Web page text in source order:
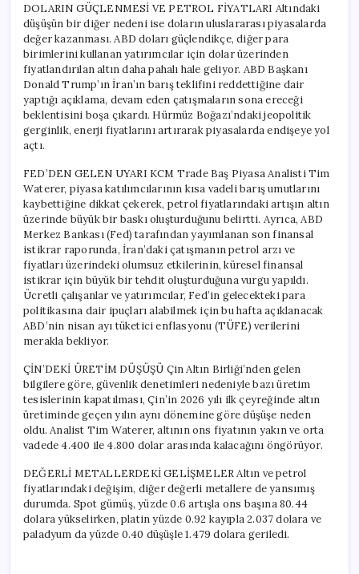
DOLARIN GÜÇLENMESİ VE PETROL FİYATLARI Altındaki
düşüşün bir diğer nedeni ise doların uluslararası piyasalarda
değer kazanması. ABD doları güçlendikçe, diğer para
birimlerini kullanan yatırımcılar için dolar üzerinden
fiyatlandırılan altın daha pahalı hale geliyor. ABD Başkanı
Donald Trump’ın İran’ın barış teklifini reddettiğine dair
yaptığı açıklama, devam eden çatışmaların sona ereceği
beklentisini boşa çıkardı. Hürmüz Boğazı’ndaki jeopolitik
gerginlik, enerji fiyatlarını artırarak piyasalarda endişeye yol
açtı.
FED’DEN GELEN UYARI KCM Trade Baş Piyasa Analisti Tim
Waterer, piyasa katılımcılarının kısa vadeli barış umutlarını
kaybettiğine dikkat çekerek, petrol fiyatlarındaki artışın altın
üzerinde büyük bir baskı oluşturduğunu belirtti. Ayrıca, ABD
Merkez Bankası (Fed) tarafından yayımlanan son finansal
istikrar raporunda, İran’daki çatışmanın petrol arzı ve
fiyatları üzerindeki olumsuz etkilerinin, küresel finansal
istikrar için büyük bir tehdit oluşturduğuna vurgu yapıldı.
Ücretli çalışanlar ve yatırımcılar, Fed’in gelecekteki para
politikasına dair ipuçları alabilmek için bu hafta açıklanacak
ABD’nin nisan ayı tüketici enflasyonu (TÜFE) verilerini
merakla bekliyor.
ÇİN’DEKİ ÜRETİM DÜŞÜŞÜ Çin Altın Birliği’nden gelen
bilgilere göre, güvenlik denetimleri nedeniyle bazı üretim
tesislerinin kapatılması, Çin’in 2026 yılı ilk çeyreğinde altın
üretiminde geçen yılın aynı dönemine göre düşüşe neden
oldu. Analist Tim Waterer, altının ons fiyatının yakın ve orta
vadede 4.400 ile 4.800 dolar arasında kalacağını öngörüyor.
DEĞERLİ METALLERDEKİ GELİŞMELER Altın ve petrol
fiyatlarındaki değişim, diğer değerli metallere de yansımış
durumda. Spot gümüş, yüzde 0.6 artışla ons başına 80.44
dolara yükselirken, platin yüzde 0.92 kayıpla 2.037 dolara ve
paladyum da yüzde 0.40 düşüşle 1.479 dolara geriledi.